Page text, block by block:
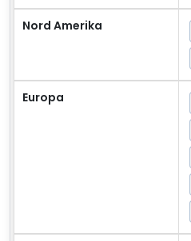
Nord Amerika
Europa